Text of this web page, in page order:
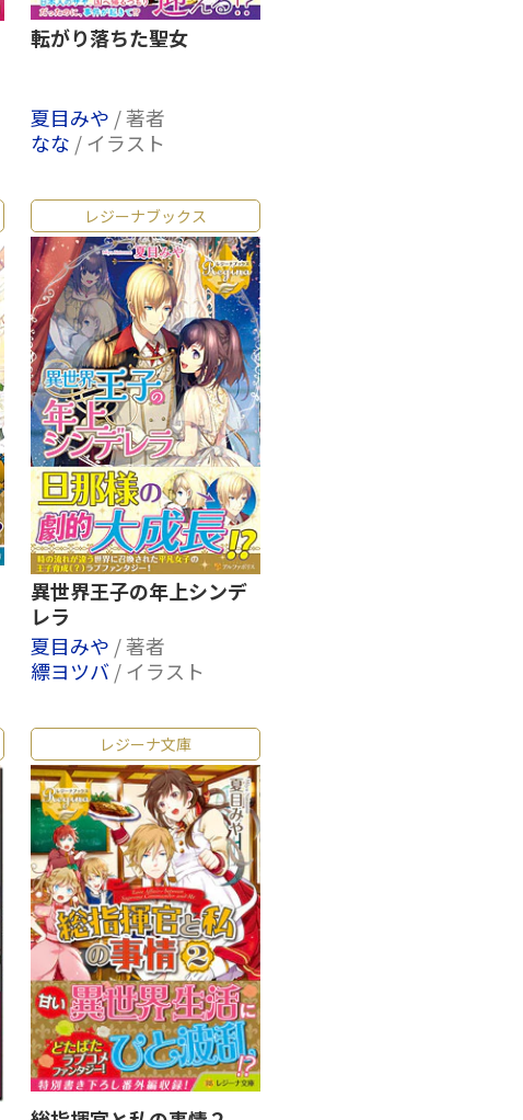
転がり落ちた聖女
夏目みや / 著者
なな / イラスト
レジーナブックス
異世界王子の年上シンデ
レラ
夏目みや / 著者
縹ヨツバ / イラスト
レジーナ文庫